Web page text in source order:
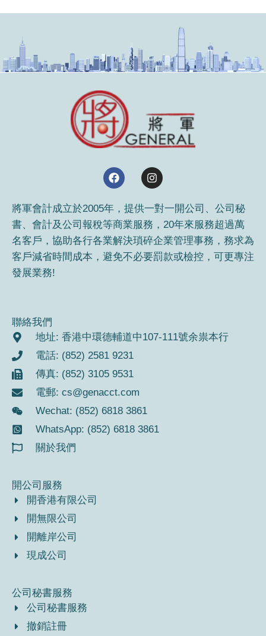
F
a
e
b
o
o
k
I
n
t
a
g
r
a
m
將軍會計成立於2005年，提供一對一開公司、公司秘
書、會計及公司報稅等商業服務，20年來服務超過萬
名客戶，協助各行各業解決瑣碎企業管理事務，務求為
客戶減省時間成本，避免不必要罰款或檢控，可更專注
發展業務!
聯絡我們
地址: 香港中環德輔道中107-111號余祟本行
電話: (852) 2581 9231
傳真: (852) 3105 9531
電郵: cs@genacct.com
Wechat: (852) 6818 3861
WhatsApp: (852) 6818 3861
關於我們
開公司服務
開香港有限公司
開無限公司
開離岸公司
現成公司
公司秘書服務
公司秘書服務
撤銷註冊